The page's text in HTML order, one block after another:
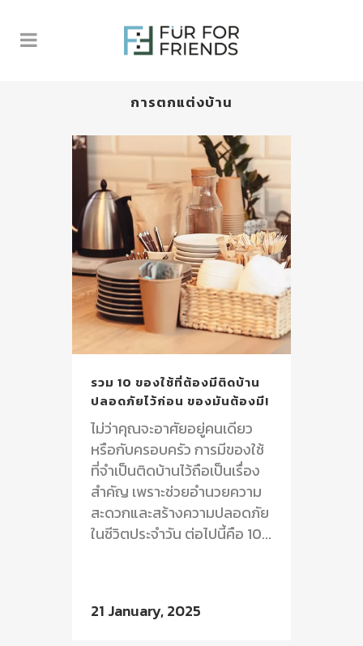
การตกแต่งบ้าน
รวม 10 ของใช้ที่ต้องมีติดบ้าน
ปลอดภัยไว้ก่อน ของมันต้องมี!
ไม่ว่าคุณจะอาศัยอยู่คนเดียว
หรือกับครอบครัว การมีของใช้
ที่จำเป็นติดบ้านไว้ถือเป็นเรื่อง
สำคัญ เพราะช่วยอำนวยความ
สะดวกและสร้างความปลอดภัย
ในชีวิตประจำวัน ต่อไปนี้คือ 10...
21 January, 2025